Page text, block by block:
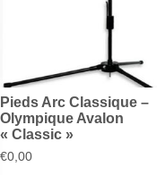
Pieds Arc Classique –
Olympique Avalon
« Classic »
€0,00